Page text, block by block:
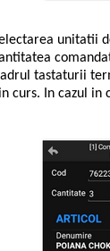
tastaturii
In cazul